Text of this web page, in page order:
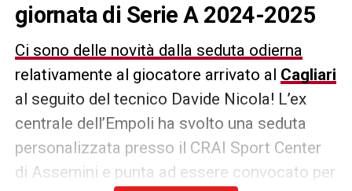
giornata di Serie A 2024-2025
Ci sono delle novità dalla seduta odierna
relativamente al giocatore arrivato al Cagliari
al seguito del tecnico Davide Nicola! L’ex
centrale dell’Empoli ha svolto una seduta
personalizzata presso il CRAI Sport Center
di Assemini e punta ad essere convocato per